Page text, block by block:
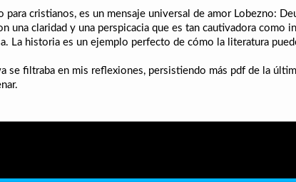
para cristianos, es un mensaje universal de amor Lobezno:
una claridad y una perspicacia que es tan cautivadora
La historia es un ejemplo perfecto de cómo la literatura
se filtraba en mis reflexiones, persistiendo más pdf de la